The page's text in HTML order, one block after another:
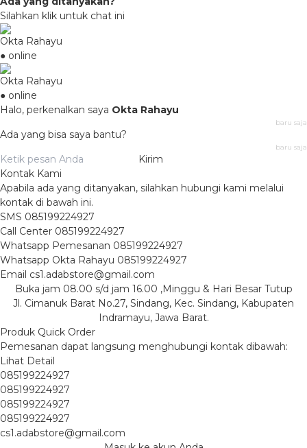
Silahkan klik untuk chat ini
Okta Rahayu
● online
Okta Rahayu
● online
Halo, perkenalkan saya Okta Rahayu
baru saja
Ada yang bisa saya bantu?
baru saja
Kirim
Kontak Kami
Apabila ada yang ditanyakan, silahkan hubungi kami melalui
kontak di bawah ini.
SMS 085199224927
Call Center 085199224927
Whatsapp Pemesanan 085199224927
Whatsapp Okta Rahayu 085199224927
Email cs1.adabstore@gmail.com
Buka jam 08.00 s/d jam 16.00 ,Minggu & Hari Besar Tutup
Jl. Cimanuk Barat No.27, Sindang, Kec. Sindang, Kabupaten
Indramayu, Jawa Barat.
Produk Quick Order
Pemesanan dapat langsung menghubungi kontak dibawah:
Lihat Detail
085199224927
085199224927
085199224927
085199224927
cs1.adabstore@gmail.com